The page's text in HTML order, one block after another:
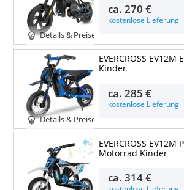
Details & Preise
ca.270 €
kostenlose Lieferung
Details & Preise
EVERCROSS
Kinder
ca.285 €
kostenlose Lieferung
EVERCROSS EV12M
Motorrad Kinder
ca.314 €